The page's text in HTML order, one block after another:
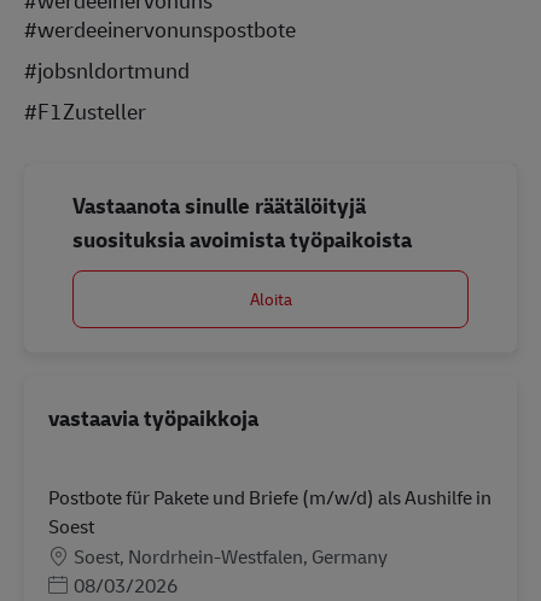
#werdeeinervonunspostbote
#jobsnldortmund
#F1Zusteller
Vastaanota sinulle räätälöityjä
suosituksia avoimista työpaikoista
Aloita
vastaavia työpaikkoja
Postbote für Pakete und Briefe (m/w/d) als Aushilfe in
Soest
SijaintiSoest, Nordrhein-Westfalen, Germany
Posted Date
08/03/2026